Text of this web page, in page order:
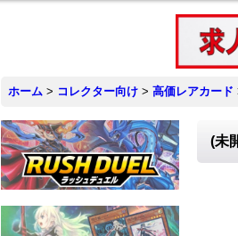
ホーム > コレクター向け > 高価レアカード
(未